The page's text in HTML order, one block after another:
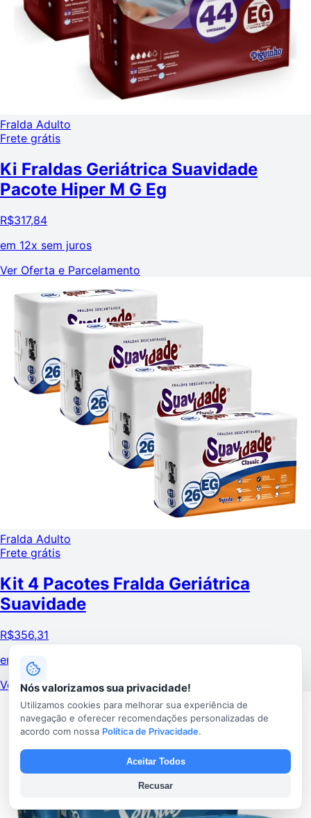
Fralda Adulto
Frete grátis
Ki Fraldas Geriátrica Suavidade
Pacote Hiper M G Eg
R$317,84
em 12x sem juros
Ver Oferta e Parcelamento
Fralda Adulto
Frete grátis
Kit 4 Pacotes Fralda Geriátrica
Suavidade
R$356,31
em
12x sem juros
Ver Oferta e Parcelamento
Nós valorizamos sua privacidade!
Utilizamos cookies para melhorar sua experiência de
navegação e oferecer recomendações personalizadas de
acordo com nossa Política de Privacidade.
Aceitar Todos
Recusar